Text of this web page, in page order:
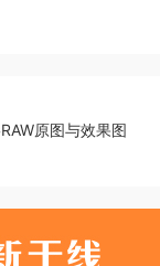
原图与效果图